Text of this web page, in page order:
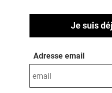
Je suis
Adresse email